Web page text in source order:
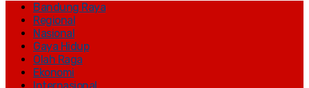
Bandung Raya
Regional
Nasional
Gaya Hidup
Olah Raga
Ekonomi